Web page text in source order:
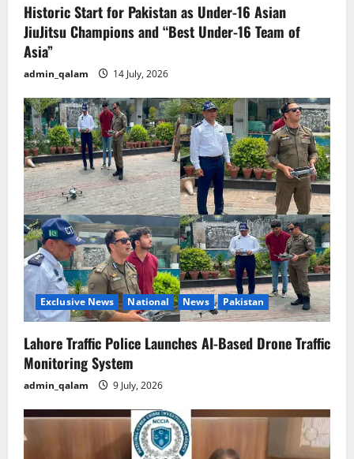
Historic Start for Pakistan as Under-16 Asian
JiuJitsu Champions and “Best Under-16 Team of
Asia”
admin_qalam 14 July, 2026
Exclusive News National News Pakistan
Lahore Traffic Police Launches AI-Based Drone Traffic
Monitoring System
admin_qalam 9 July, 2026